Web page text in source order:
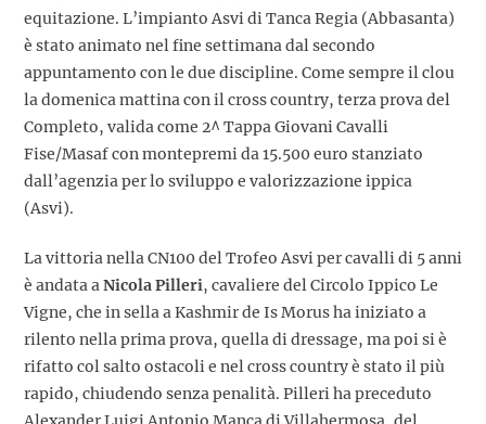
equitazione. L’impianto Asvi di Tanca Regia (Abbasanta)
è stato animato nel fine settimana dal secondo
appuntamento con le due discipline. Come sempre il clou
la domenica mattina con il cross country, terza prova del
Completo, valida come 2^ Tappa Giovani Cavalli
Fise/Masaf con montepremi da 15.500 euro stanziato
dall’agenzia per lo sviluppo e valorizzazione ippica
(Asvi).
La vittoria nella CN100 del Trofeo Asvi per cavalli di 5 anni
è andata aNicola Pilleri, cavaliere del Circolo Ippico Le
Vigne, che in sella a Kashmir de Is Morus ha iniziato a
rilento nella prima prova, quella di dressage, ma poi si è
rifatto col salto ostacoli e nel cross country è stato il più
rapido, chiudendo senza penalità. Pilleri ha preceduto